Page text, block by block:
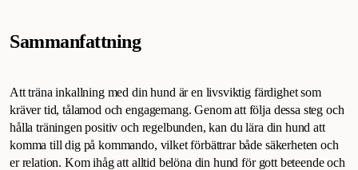
Sammanfattning
Att träna inkallning med din hund är en livsviktig färdighet som
kräver tid, tålamod och engagemang. Genom att följa dessa steg och
hålla träningen positiv och regelbunden, kan du lära din hund att
komma till dig på kommando, vilket förbättrar både säkerheten och
er relation. Kom ihåg att alltid belöna din hund för gott beteende och